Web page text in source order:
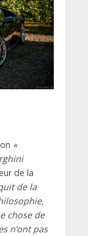
«
de la
de la
chose de
n’ont pas